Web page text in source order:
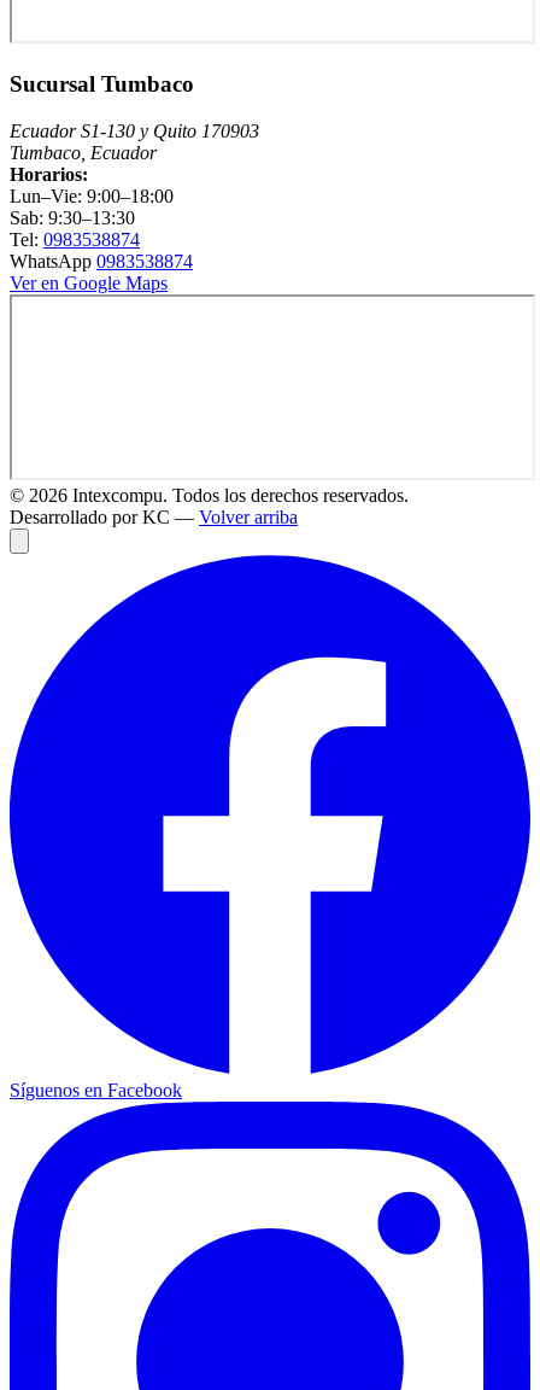
Sucursal Tumbaco
Ecuador S1-130 y Quito 170903
Tumbaco, Ecuador
Horarios:
Lun–Vie: 9:00–18:00
Sab: 9:30–13:30
Tel: 0983538874
WhatsApp 0983538874
Ver en Google Maps
© 2026 Intexcompu. Todos los derechos reservados.
Desarrollado por KC — Volver arriba
Síguenos en Facebook